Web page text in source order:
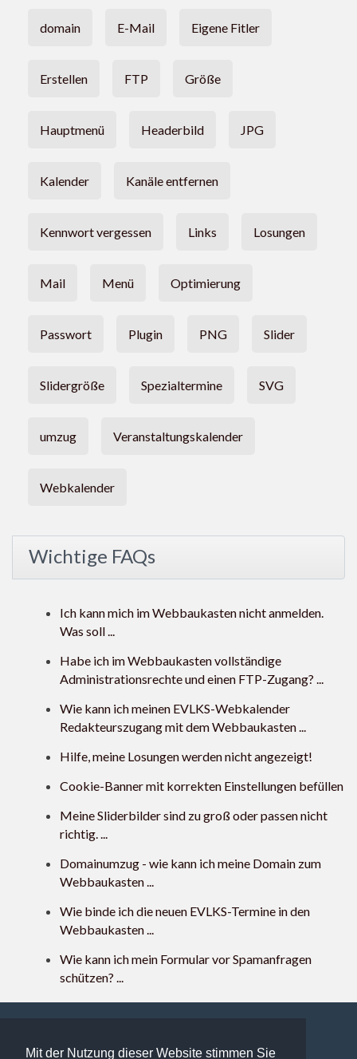
Mit der Nutzung dieser Website stimmen Sie
domain E-Mail Eigene Fitler
Erstellen FTP Größe
Hauptmenü Headerbild JPG
Kalender Kanäle entfernen
Kennwort vergessen Links Losungen
Mail Menü Optimierung
Passwort Plugin PNG Slider
Slidergröße Spezialtermine SVG
umzug Veranstaltungskalender
Webkalender
Wichtige FAQs
Ich kann mich im Webbaukasten nicht anmelden.
Was soll ...
Habe ich im Webbaukasten vollständige
Administrationsrechte und einen FTP-Zugang? ...
Wie kann ich meinen EVLKS-Webkalender
Redakteurszugang mit dem Webbaukasten ...
Hilfe, meine Losungen werden nicht angezeigt!
Cookie-Banner mit korrekten Einstellungen befüllen
Meine Sliderbilder sind zu groß oder passen nicht
richtig. ...
Domainumzug - wie kann ich meine Domain zum
Webbaukasten ...
Wie binde ich die neuen EVLKS-Termine in den
Webbaukasten ...
Wie kann ich mein Formular vor Spamanfragen
schützen? ...
109 users online | 109 Gäste und 0 Registrierte